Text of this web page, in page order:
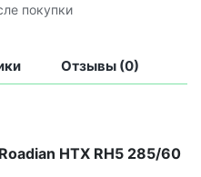
покупки
Отзывы (0)
HTX RH5 285/60